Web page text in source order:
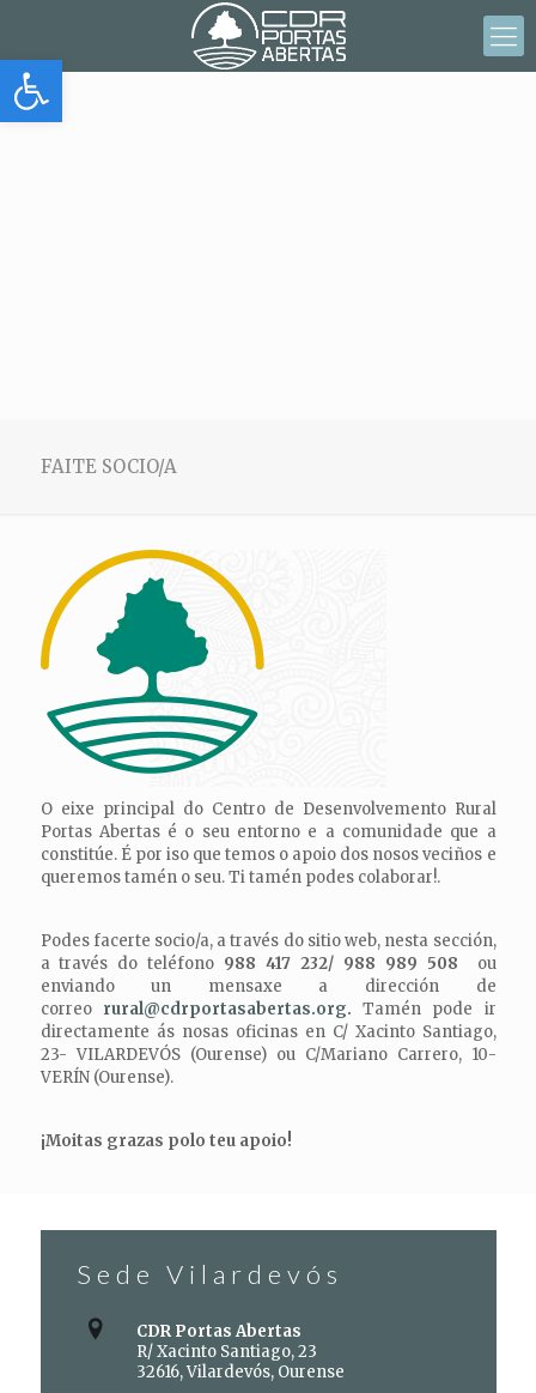
Abrir barra de herramientas
FAITE SOCIO/A
O eixe principal do Centro de Desenvolvemento Rural
Portas Abertas é o seu entorno e a comunidade que a
constitúe. É por iso que temos o apoio dos nosos veciños e
queremos tamén o seu. Ti tamén podes colaborar!.
Podes facerte socio/a, a través do sitio web, nesta sección,
a través do teléfono 988 417 232/ 988 989 508
ou
enviando un mensaxe a dirección de
correo rural@cdrportasabertas.org. Tamén pode ir
directamente ás nosas oficinas enC/ Xacinto Santiago,
23- VILARDEVÓS (Ourense) ou C/Mariano Carrero, 10-
VERÍN (Ourense).
¡Moitas grazas polo teu apoio!
Sede Vilardevós
CDR Portas Abertas
R/ Xacinto Santiago, 23
32616, Vilardevós, Ourense